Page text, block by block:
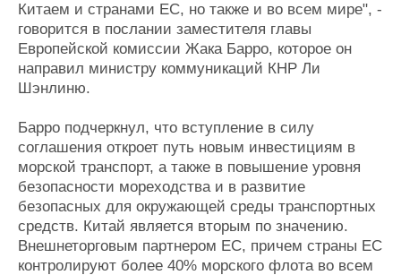
Конференции
Выставки и семинары
Личности
Словарь
Флот
Галерея флота
Форум
Отзывы
Китаем и странами ЕС, но также и во всем мире", -
говорится в послании заместителя главы
Европейской комиссии Жака Барро, которое он
направил министру коммуникаций КНР Ли
Шэнлиню.
Барро подчеркнул, что вступление в силу
соглашения откроет путь новым инвестициям в
морской транспорт, а также в повышение уровня
безопасности мореходства и в развитие
безопасных для окружающей среды транспортных
средств. Китай является вторым по значению.
Внешнеторговым партнером ЕС, причем страны ЕС
контролируют более 40% морского флота во всем